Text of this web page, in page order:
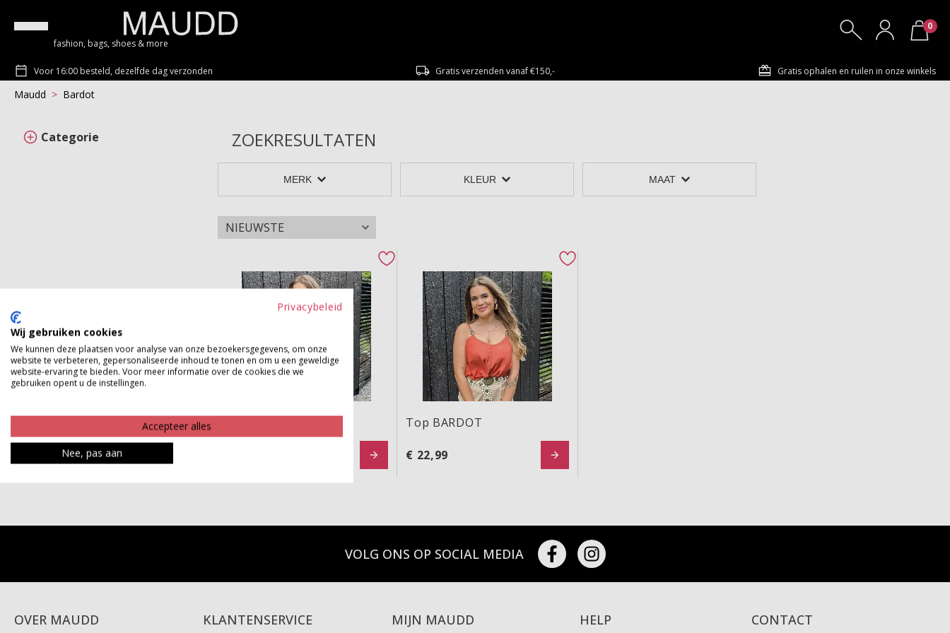
fashion, bags, shoes & more
0
Voor 16:00 besteld, dezelfde dag verzonden Gratis verzenden vanaf €150,- Gratis ophalen en ruilen in onze winkels
Maudd bardot
Categorie ZOEKRESULTATEN
MERK KLEUR MAAT
favorite button
Top BARDOT
€ 22,99
VOLG ONS OP SOCIAL MEDIA
OVER MAUDD KLANTENSERVICE MIJN MAUDD HELP CONTACT
Privacybeleid
Wij gebruiken cookies
We kunnen deze plaatsen voor analyse van onze bezoekersgegevens, om onze
website te verbeteren, gepersonaliseerde inhoud te tonen en om u een geweldige
website-ervaring te bieden. Voor meer informatie over de cookies die we
gebruiken opent u de instellingen.
Accepteer alles
Nee, pas aan